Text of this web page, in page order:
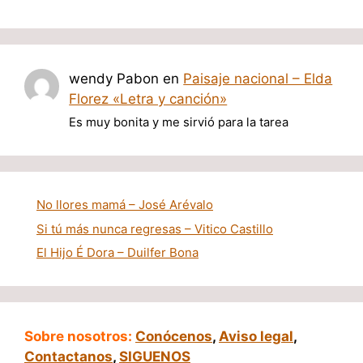
wendy Pabon en Paisaje nacional – Elda
Florez «Letra y canción»
Es muy bonita y me sirvió para la tarea
No llores mamá – José Arévalo
Si tú más nunca regresas – Vitico Castillo
El Hijo É Dora – Duilfer Bona
Sobre nosotros: Conócenos, Aviso legal,
Contactanos, SIGUENOS